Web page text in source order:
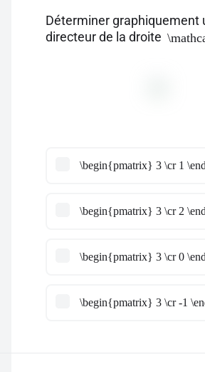
Déterminer graphiquement
directeur de la droite
\begin{pmatrix} 3 \cr 1
\begin{pmatrix} 3 \cr 2
\begin{pmatrix} 3 \cr 0
\begin{pmatrix} 3 \cr -1